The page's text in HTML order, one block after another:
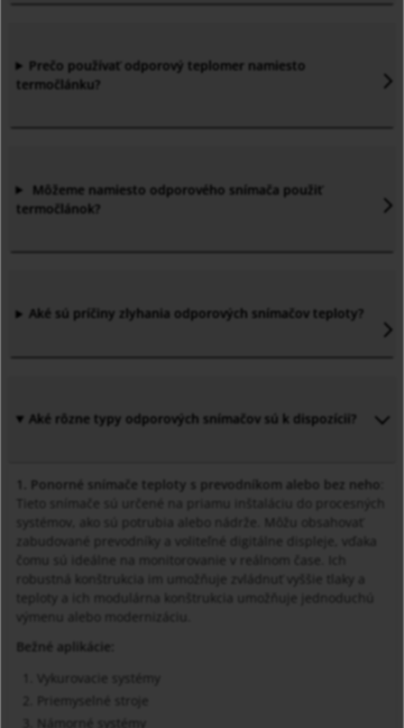
Prečo používať odporový teplomer namiesto
termočlánku?
Môžeme namiesto odporového snímača použiť
termočlánok?
Aké sú príčiny zlyhania odporových snímačov teploty?
Aké rôzne typy odporových snímačov sú k dispozícii?
1. Ponorné snímače teploty s prevodníkom alebo bez neho
systémov, ako sú potrubia alebo nádrže. Môžu obsahovať
zabudované prevodníky a voliteľné digitálne displeje, vďaka
čomu sú ideálne na monitorovanie v reálnom čase. Ich
robustná konštrukcia im umožňuje zvládnuť vyššie tlaky a
teploty a ich modulárna konštrukcia umožňuje jednoduchú
výmenu alebo modernizáciu.
Bežné aplikácie:
Vykurovacie systémy
Priemyselné stroje
Námorné systémy